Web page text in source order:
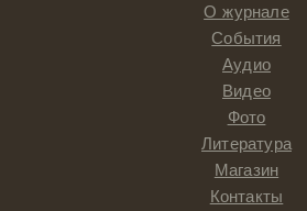
О журнале
События
Аудио
Видео
Фото
Литература
Магазин
Контакты